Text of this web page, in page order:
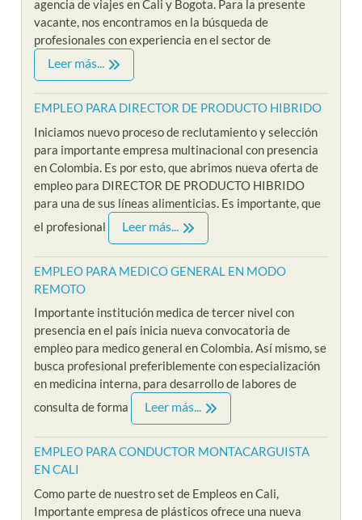
agencia de viajes en Cali y Bogota. Para la presente
vacante, nos encontramos en la búsqueda de
profesionales con experiencia en el sector de
Leer más...
EMPLEO PARA DIRECTOR DE PRODUCTO HIBRIDO
Iniciamos nuevo proceso de reclutamiento y selección
para importante empresa multinacional con presencia
en Colombia. Es por esto, que abrimos nueva oferta de
empleo para DIRECTOR DE PRODUCTO HIBRIDO
para una de sus líneas alimenticias. Es importante, que
el profesional
Leer más...
EMPLEO PARA MEDICO GENERAL EN MODO
REMOTO
Importante institución medica de tercer nivel con
presencia en el país inicia nueva convocatoria de
empleo para medico general en Colombia. Así mismo, se
busca profesional preferiblemente con especialización
en medicina interna, para desarrollo de labores de
consulta de forma
Leer más...
EMPLEO PARA CONDUCTOR MONTACARGUISTA
EN CALI
Como parte de nuestro set de Empleos en Cali,
Importante empresa de plásticos ofrece una nueva